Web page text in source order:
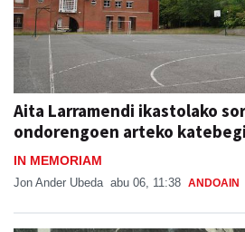
Aita Larramendi ikastolako
ondorengoen arteko
IN MEMORIAM
Jon Ander Ubeda abu 06, 11:38 ANDOAIN